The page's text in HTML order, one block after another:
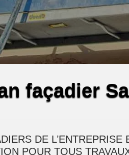
façadier
DE
POUR TOUS